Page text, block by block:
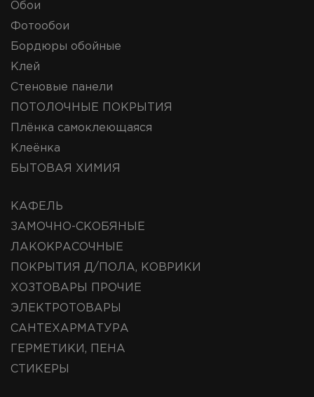
Обои
Фотообои
Бордюры обойные
Клей
Стеновые панели
ПОТОЛОЧНЫЕ ПОКРЫТИЯ
Плёнка самоклеющаяся
Клеёнка
БЫТОВАЯ ХИМИЯ
КАФЕЛЬ
ЗАМОЧНО-СКОБЯНЫЕ
ЛАКОКРАСОЧНЫЕ
ПОКРЫТИЯ Д/ПОЛА, КОВРИКИ
ХОЗТОВАРЫ ПРОЧИЕ
ЭЛЕКТРОТОВАРЫ
САНТЕХАРМАТУРА
ГЕРМЕТИКИ, ПЕНА
СТИКЕРЫ